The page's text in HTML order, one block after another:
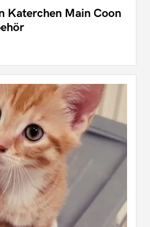
Katerchen Main Coon